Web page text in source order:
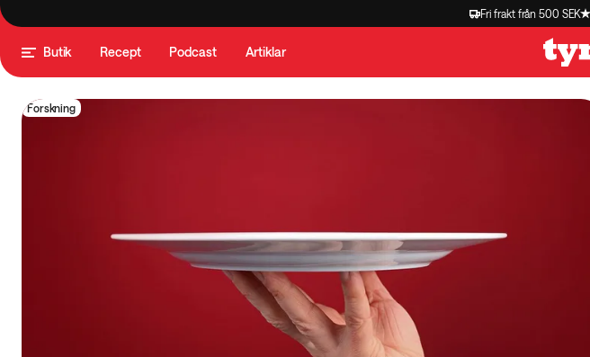
Fri frakt från 500 SEK
Butik Recept Podcast Artiklar
Forskning